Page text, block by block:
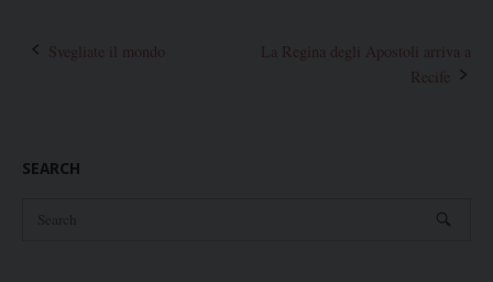
PostSvegliate il mondo
La Regina degli Apostoli arriva a
Recife
SEARCH